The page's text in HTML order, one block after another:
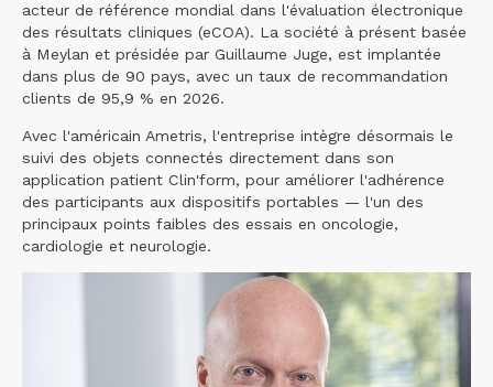
acteur de référence mondial dans l'évaluation électronique
des résultats cliniques (eCOA). La société à présent basée
à Meylan et présidée par Guillaume Juge, est implantée
dans plus de 90 pays, avec un taux de recommandation
clients de 95,9 % en 2026.
Avec l'américain Ametris, l'entreprise intègre désormais le
suivi des objets connectés directement dans son
application patient Clin'form, pour améliorer l'adhérence
des participants aux dispositifs portables — l'un des
principaux points faibles des essais en oncologie,
cardiologie et neurologie.